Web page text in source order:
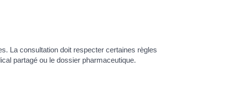
La consultation doit respecter certaines règles
partagé ou le dossier pharmaceutique.